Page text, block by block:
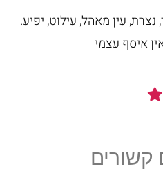
עין מאהל, עילוט, יפיע.
איסף עצמי
קשורים